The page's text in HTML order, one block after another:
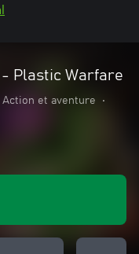
- Plastic Warfare
Action et aventure
•